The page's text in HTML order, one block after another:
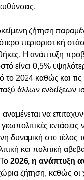
ζήτηση
περιοριστική
Η ανάπτυξη
είναι 0,5%
το 2024 καθώς και
άλλων ενδείξεων
να
δυναμική στο τέλος
και πολιτική
2026, η ανάπτυξη
ζήτηση, καθώς οι